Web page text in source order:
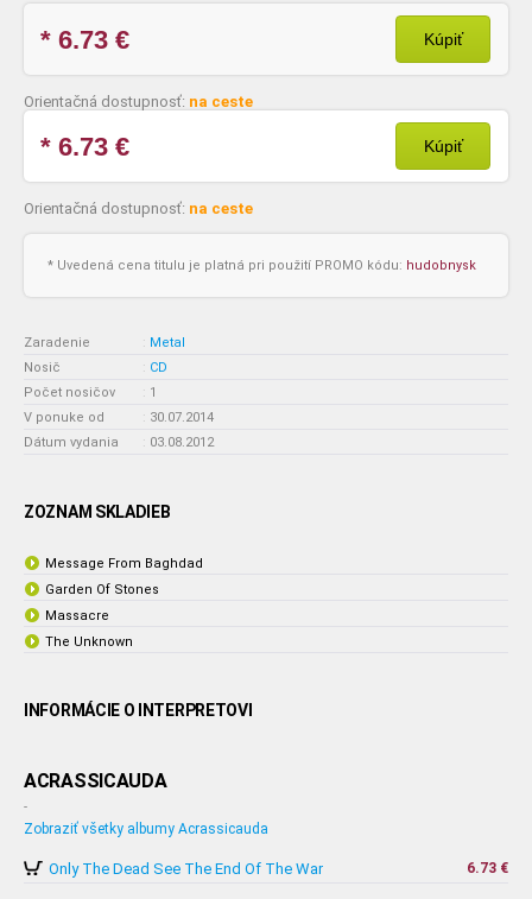
* 6.73 € Kúpiť
Orientačná dostupnosť: na ceste
* 6.73 € Kúpiť
Orientačná dostupnosť: na ceste
* Uvedená cena titulu je platná pri použití PROMO kódu: hudobnysk
Zaradenie : Metal
Nosič
: CD
Počet nosičov
: 1
V ponuke od
: 30.07.2014
Dátum vydania
: 03.08.2012
ZOZNAM SKLADIEB
Message From Baghdad
Garden Of Stones
Massacre
The Unknown
INFORMÁCIE O INTERPRETOVI
ACRASSICAUDA
-
Zobraziť všetky albumy Acrassicauda
Only The Dead See The End Of The War 6.73 €